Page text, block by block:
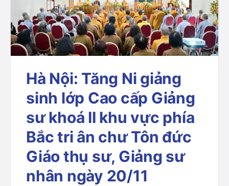
Hà Nội: Tăng Ni giảng
sinh lớp Cao cấp Giảng
sư khoá II khu vực phía
Bắc tri ân chư Tôn đức
Giáo thụ sư, Giảng sư
nhân ngày 20/11